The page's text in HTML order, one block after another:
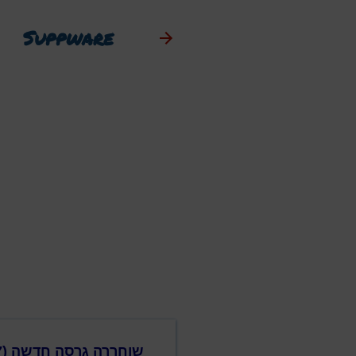
Suppware
שוחררה גרסה חדשה (149.0.7827.197) של דפדפן האינטרנט כרום